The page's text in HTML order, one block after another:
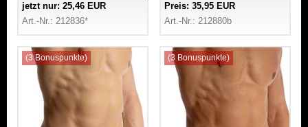
jetzt nur: 25,46 EUR
Art.-Nr.: 212836*
Preis: 35,95 EUR
Art.-Nr.: 212880b
(3 Bonuspunkte) (3 Bonuspunkte)